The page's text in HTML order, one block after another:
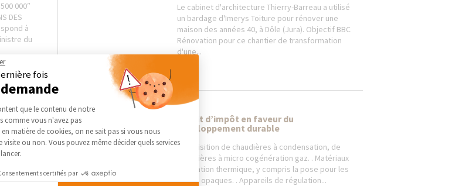
000″
DES
à
du
Le cabinet d'architecture Thierry-Barreau a utilisé
un bardage d'Imerys Toiture pour rénover une
maison des années 40, à Dôle (Jura). Objectif BBC
Rénovation pour ce chantier de transformation
d'une...
a laissé
pour
de TVA
Crédit d’impôt en faveur du
développement durable
. Acquisition de chaudières à condensation, de
chaudières à micro cogénération gaz. . Matériaux
d’isolation thermique, y compris la pose pour les
parois opaques. . Appareils de régulation...
fois
Gestion du Consentement : Personnalisez vos Options
que le contenu de notre
comme vous n'avez pas
matière de cookies, on ne sait pas si vous nous
visite ou non. Vous pouvez même décider quels services
certifiés par
Axeptio consent